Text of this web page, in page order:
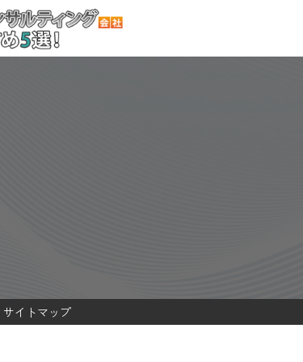
サイトマップ